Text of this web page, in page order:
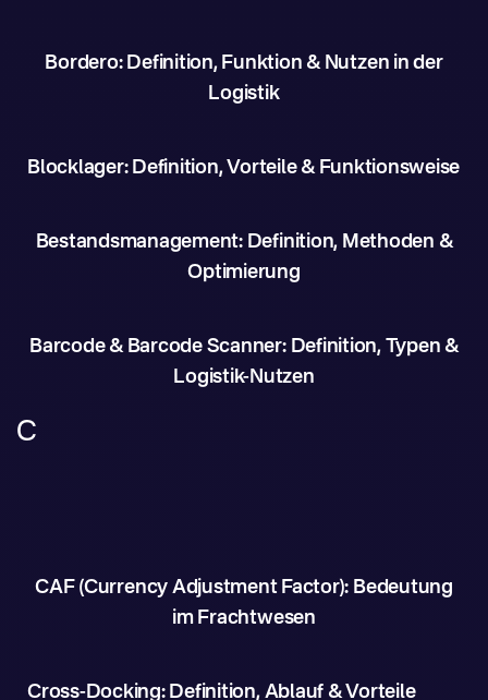
Bordero: Definition, Funktion & Nutzen in der
Logistik
Blocklager: Definition, Vorteile & Funktionsweise
Bestandsmanagement: Definition, Methoden &
Optimierung
Barcode & Barcode Scanner: Definition, Typen &
Logistik-Nutzen
C
CAF (Currency Adjustment Factor): Bedeutung
im Frachtwesen
Cross-Docking: Definition, Ablauf & Vorteile